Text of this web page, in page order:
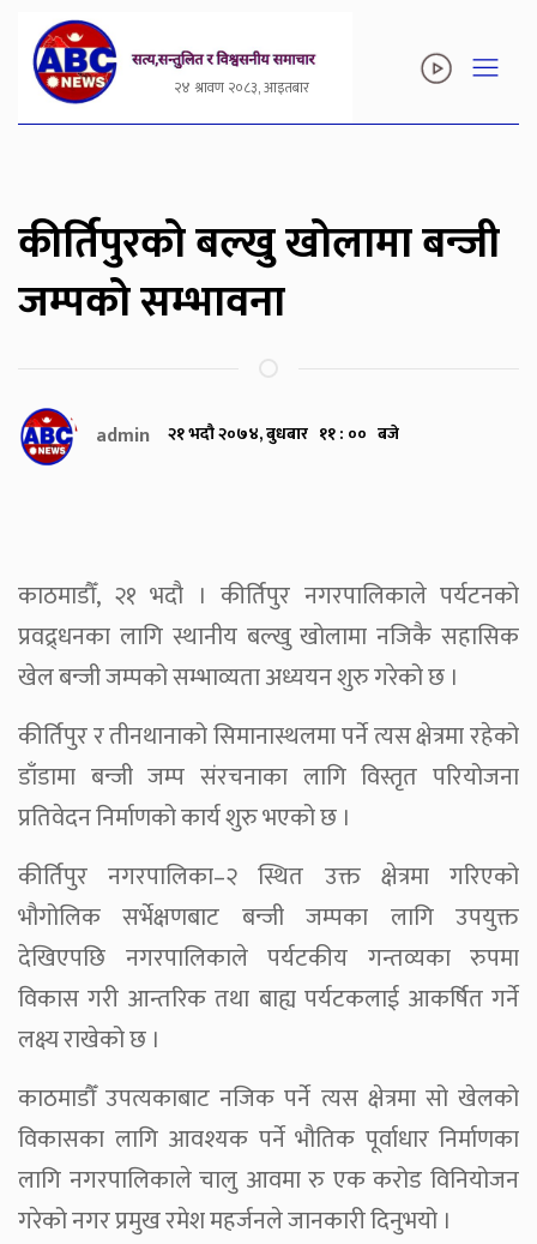
२४ श्रावण २०८३, आइतबार
कीर्तिपुरको बल्खु खोलामा बन्जी
जम्पको सम्भावना
admin २१ भदौ २०७४, बुधबार ११ : ०० बजे
काठमाडौँ, २१ भदौ । कीर्तिपुर नगरपालिकाले पर्यटनको
प्रवद्र्धनका लागि स्थानीय बल्खु खोलामा नजिकै सहासिक
खेल बन्जी जम्पको सम्भाव्यता अध्ययन शुरु गरेको छ ।
कीर्तिपुर र तीनथानाको सिमानास्थलमा पर्ने त्यस क्षेत्रमा रहेको
डाँडामा बन्जी जम्प संरचनाका लागि विस्तृत परियोजना
प्रतिवेदन निर्माणको कार्य शुरु भएको छ ।
कीर्तिपुर नगरपालिका–२ स्थित उक्त क्षेत्रमा गरिएको
भौगोलिक सर्भेक्षणबाट बन्जी जम्पका लागि उपयुक्त
देखिएपछि नगरपालिकाले पर्यटकीय गन्तव्यका रुपमा
विकास गरी आन्तरिक तथा बाह्य पर्यटकलाई आकर्षित गर्ने
लक्ष्य राखेको छ ।
काठमाडौँ उपत्यकाबाट नजिक पर्ने त्यस क्षेत्रमा सो खेलको
विकासका लागि आवश्यक पर्ने भौतिक पूर्वाधार निर्माणका
लागि नगरपालिकाले चालु आवमा रु एक करोड विनियोजन
गरेको नगर प्रमुख रमेश महर्जनले जानकारी दिनुभयो ।